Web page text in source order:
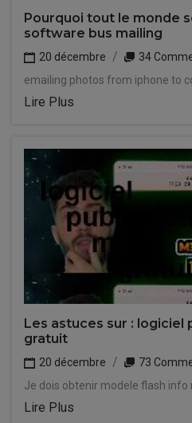
Pourquoi tout le monde
software bus mailing
20 décembre
34
emailing photos from iphone to
Lire Plus
Les astuces sur : logiciel
gratuit
20 décembre
73
Je dois obtenir modele flash info
Lire Plus